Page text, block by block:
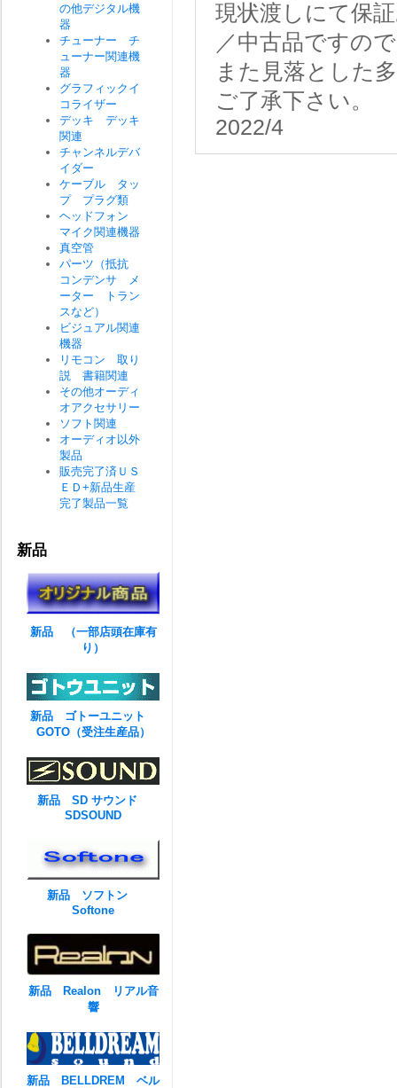
現状渡しにて保
／中古品ですの
また見落とした
ご了承下さい。
2022/4
の他デジタル機
器
チューナー チ
ューナー関連機
器
グラフィックイ
コライザー
デッキ デッキ
関連
チャンネルデバ
イダー
ケーブル タッ
プ プラグ類
ヘッドフォン
マイク関連機器
真空管
パーツ（抵抗
コンデンサ メ
ーター トラン
スなど）
ビジュアル関連
機器
リモコン 取り
説 書籍関連
その他オーディ
オアクセサリー
ソフト関連
オーディオ以外
製品
販売完了済ＵＳ
ＥＤ+新品生産
完了製品一覧
新品
新品 （一部店頭在庫有
り）
新品 ゴトーユニット
GOTO（受注生産品）
新品 SD サウンド
SDSOUND
新品 ソフトン
Softone
新品 Realon リアル音
響
新品 BELLDREM ベル